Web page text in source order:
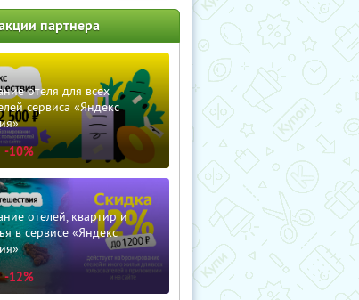
партнера
отеля для всех
сервиса «Яндекс
-10%
отелей, квартир и
в сервисе «Яндекс
-12%